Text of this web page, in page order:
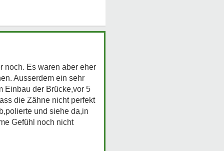
noch. Es waren aber eher
Ausserdem ein sehr
Einbau der Brücke,vor 5
die Zähne nicht perfekt
und siehe da,in
Gefühl noch nicht